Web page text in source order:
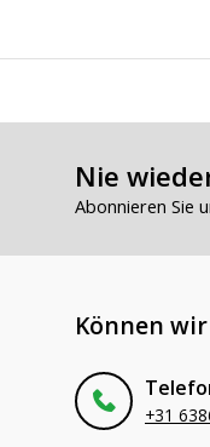
Nie
Abonnieren Sie
Können
+31